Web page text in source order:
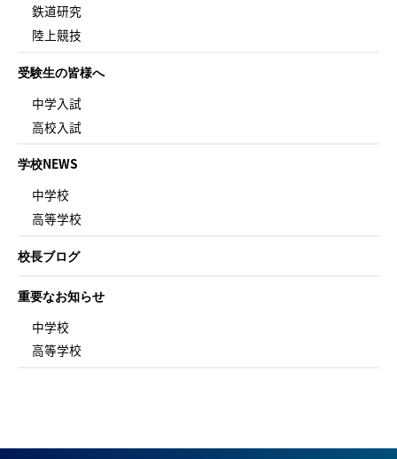
鉄道研究
陸上競技
受験生の皆様へ
中学入試
高校入試
学校NEWS
中学校
高等学校
校長ブログ
重要なお知らせ
中学校
高等学校